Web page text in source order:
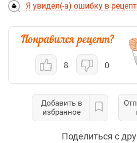
Я увидел(-а) ошибку в
8 0
Добавить в
избранное
Поделиться с